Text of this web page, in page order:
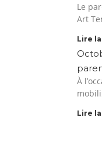
Le
Art
Lire
À
Lire